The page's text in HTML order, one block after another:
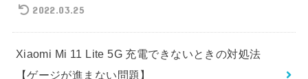
2022.03.25
Xiaomi Mi 11 Lite 5G 充電できないときの対処法
【ゲージが進まない問題】